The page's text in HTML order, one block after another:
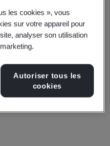
Download
les cookies », vous
sur votre appareil pour
analyser son utilisation
Autoriser tous les
cookies